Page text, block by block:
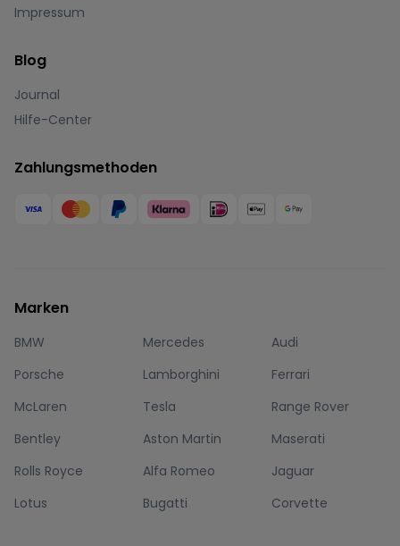
Impressum
Blog
Journal
Hilfe-Center
Zahlungsmethoden
Marken
BMW Mercedes
Audi
Porsche
Lamborghini
Ferrari
McLaren
Tesla
Range Rover
Bentley
Aston Martin
Maserati
Rolls Royce
Alfa Romeo
Jaguar
Lotus
Bugatti Corvette